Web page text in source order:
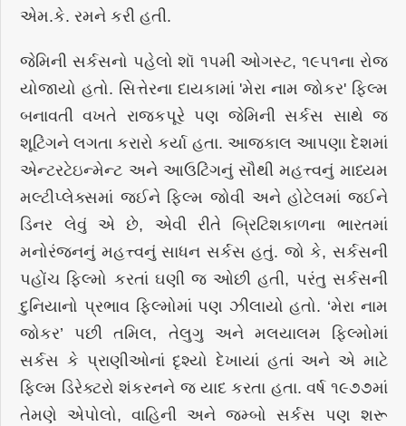
એમ.કે. રમને કરી હતી.
જેમિની સર્કસનો પહેલો શૉ ૧૫મી ઓગસ્ટ, ૧૯૫૧ના રોજ
યોજાયો હતો. સિત્તેરના દાયકામાં 'મેરા નામ જોકર' ફિલ્મ
બનાવતી વખતે રાજકપૂરે પણ જેમિની સર્કસ સાથે જ
શૂટિંગને લગતા કરારો કર્યા હતા. આજકાલ આપણા દેશમાં
એન્ટરટેઇન્મેન્ટ અને આઉટિંગનું સૌથી મહત્ત્વનું માધ્યમ
મલ્ટીપ્લેક્સમાં જઈને ફિલ્મ જોવી અને હોટેલમાં જઈને
ડિનર લેવું એ છે, એવી રીતે બ્રિટિશકાળના ભારતમાં
મનોરંજનનું મહત્ત્વનું સાધન સર્કસ હતું. જો કે, સર્કસની
પહોંચ ફિલ્મો કરતાં ઘણી જ ઓછી હતી, પરંતુ સર્કસની
દુનિયાનો પ્રભાવ ફિલ્મોમાં પણ ઝીલાયો હતો. ‘મેરા નામ
જોકર’ પછી તમિલ, તેલુગુ અને મલયાલમ ફિલ્મોમાં
સર્કસ કે પ્રાણીઓનાં દૃશ્યો દેખાયાં હતાં અને એ માટે
ફિલ્મ ડિરેક્ટરો શંકરનને જ યાદ કરતા હતા. વર્ષ ૧૯૭૭માં
તેમણે એપોલો, વાહિની અને જમ્બો સર્કસ પણ શરૂ